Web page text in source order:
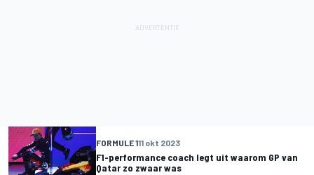
FORMULE 111 okt 2023
F1-performance coach legt uit waarom GP van
Qatar zo zwaar was